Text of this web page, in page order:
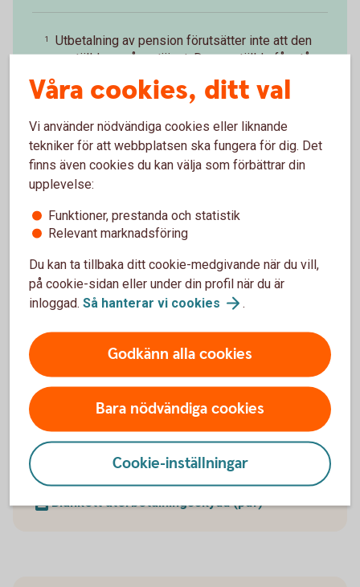
1
Utbetalning av pension förutsätter inte att den
anställde avgår ur tjänst. Den anställde får stå
till arbetsmarknadens förfogande.
Tillbaka
Paus i pågående
pensionsutbetalning
även förkorta, förlänga eller ta bort en pågående
paus.
Pausa dinpensionsutbetalning
Återbetalningsskydd
Behöver duåterbetalningsskydd?
Blankett återbetalningsskydd (pdf)
Våra cookies, ditt val
Vi använder nödvändiga cookies eller liknande
tekniker för att webbplatsen ska fungera för dig. Det
finns även cookies du kan välja som förbättrar din
upplevelse:
Funktioner, prestanda och statistik
Relevant marknadsföring
Du kan ta tillbaka ditt cookie-medgivande när du vill,
på cookie-sidan eller under din profil när du är
inloggad. Så hanterar vi cookies .
Godkänn alla cookies
Bara nödvändiga cookies
Cookie-inställningar